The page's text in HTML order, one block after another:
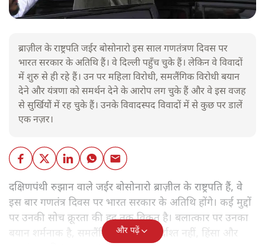
ब्राज़ील के राष्ट्रपति जईर बोसोनारो इस साल गणतंत्रण दिवस पर
भारत सरकार के अतिथि हैं। वे दिल्ली पहुँच चुके हैं। लेकिन वे विवादों
में शुरु से ही रहे हैं। उन पर महिला विरोधी, समलैंगिक विरोधी बयान
देने और यंत्रणा को समर्थन देने के आरोप लग चुके हैं और वे इस वजह
से सुर्खियोें में रह चुके हैं। उनके विवादस्पद विवादों में से कुछ पर डालें
एक नज़र।
दक्षिणपंथी रुझान वाले जईर बोसोनारो ब्राज़ील के राष्ट्रपति हैं, वे
इस बार गणतंत्र दिवस पर भारत सरकार के अतिथि होंगे। कई मुद्दों
पर उनकी सोच क्रूरता की हद तक विकृत है। बलात्कार पर उनका
बयान शर्मनाक है, समलैंगिक लोग उन्हें बर्दाश्त नहीं, हिंसा और
और पढ़ें